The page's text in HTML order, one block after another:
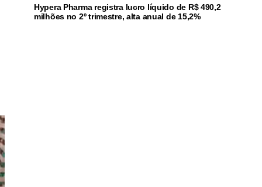
Hypera Pharma registra lucro líquido de R$ 490,2
milhões no 2º trimestre, alta anual de 15,2%